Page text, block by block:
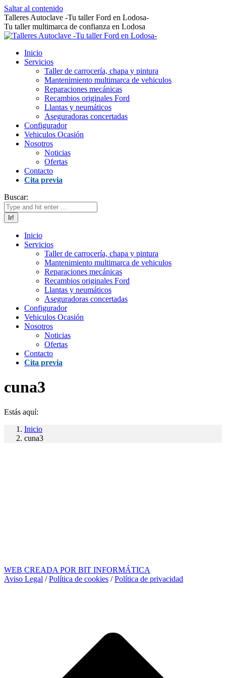
Saltar al contenido
Talleres Autoclave -Tu taller Ford en Lodosa-
Tu taller multimarca de confianza en Lodosa
Inicio
Servicios
Taller de carrocería, chapa y pintura
Mantenimiento multimarca de vehiculos
Reparaciones mecánicas
Recambios originales Ford
Llantas y neumáticos
Aseguradoras concertadas
Configurador
Vehiculos Ocasión
Nosotros
Noticias
Ofertas
Contacto
Cita previa
Buscar:
Inicio
Servicios
Taller de carrocería, chapa y pintura
Mantenimiento multimarca de vehiculos
Reparaciones mecánicas
Recambios originales Ford
Llantas y neumáticos
Aseguradoras concertadas
Configurador
Vehiculos Ocasión
Nosotros
Noticias
Ofertas
Contacto
Cita previa
cuna3
Estás aquí:
Inicio
cuna3
WEB CREADA POR BIT INFORMÁTICA
Aviso Legal /Política de cookies /Política de privacidad